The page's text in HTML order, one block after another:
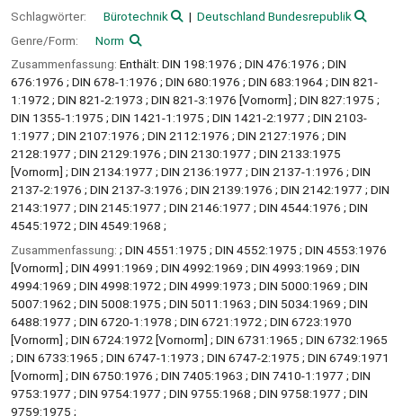
Schlagwörter:
Bürotechnik
Deutschland Bundesrepublik
Genre/Form:
Norm
Zusammenfassung: Enthält: DIN 198:1976 ; DIN 476:1976 ; DIN
676:1976 ; DIN 678-1:1976 ; DIN 680:1976 ; DIN 683:1964 ; DIN 821-
1:1972 ; DIN 821-2:1973 ; DIN 821-3:1976 [Vornorm] ; DIN 827:1975 ;
DIN 1355-1:1975 ; DIN 1421-1:1975 ; DIN 1421-2:1977 ; DIN 2103-
1:1977 ; DIN 2107:1976 ; DIN 2112:1976 ; DIN 2127:1976 ; DIN
2128:1977 ; DIN 2129:1976 ; DIN 2130:1977 ; DIN 2133:1975
[Vornorm] ; DIN 2134:1977 ; DIN 2136:1977 ; DIN 2137-1:1976 ; DIN
2137-2:1976 ; DIN 2137-3:1976 ; DIN 2139:1976 ; DIN 2142:1977 ; DIN
2143:1977 ; DIN 2145:1977 ; DIN 2146:1977 ; DIN 4544:1976 ; DIN
4545:1972 ; DIN 4549:1968 ;
Zusammenfassung: ; DIN 4551:1975 ; DIN 4552:1975 ; DIN 4553:1976
[Vornorm] ; DIN 4991:1969 ; DIN 4992:1969 ; DIN 4993:1969 ; DIN
4994:1969 ; DIN 4998:1972 ; DIN 4999:1973 ; DIN 5000:1969 ; DIN
5007:1962 ; DIN 5008:1975 ; DIN 5011:1963 ; DIN 5034:1969 ; DIN
6488:1977 ; DIN 6720-1:1978 ; DIN 6721:1972 ; DIN 6723:1970
[Vornorm] ; DIN 6724:1972 [Vornorm] ; DIN 6731:1965 ; DIN 6732:1965
; DIN 6733:1965 ; DIN 6747-1:1973 ; DIN 6747-2:1975 ; DIN 6749:1971
[Vornorm] ; DIN 6750:1976 ; DIN 7405:1963 ; DIN 7410-1:1977 ; DIN
9753:1977 ; DIN 9754:1977 ; DIN 9755:1968 ; DIN 9758:1977 ; DIN
9759:1975 ;